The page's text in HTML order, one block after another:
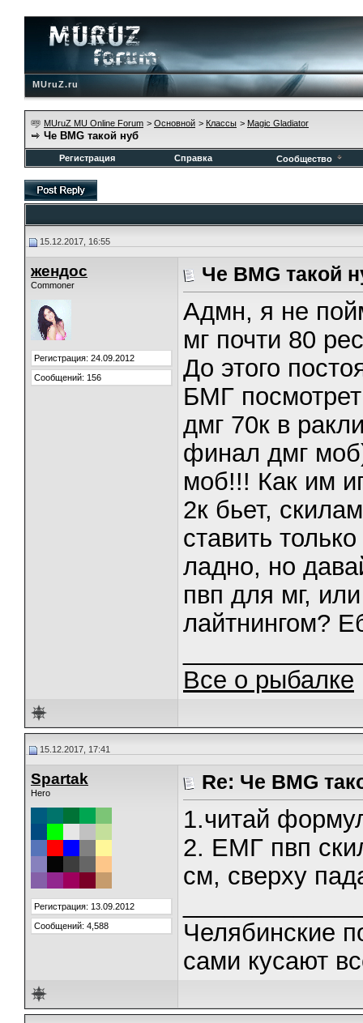
MUruZ.ru
MUruZ MU Online Forum > Основной > Классы > Magic Gladiator
Че BMG такой нуб
Регистрация Справка Сообщество
15.12.2017, 16:55
жендос
Commoner
Регистрация: 24.09.2012
Сообщений: 156
Че BMG такой
Адмн, я не
мг почти 80 рес
До этого
БМГ
дмг 70к в
финал дмг
моб!!! Как им
2к бьет,
ставить
ладно, но
пвп для мг,
лайтнингом?
Все о рыбалке
15.12.2017, 17:41
Spartak
Hero
Регистрация: 13.09.2012
Сообщений: 4,588
Re: Че BMG
1.читай
2. ЕМГ пвп
см, сверху
Челябинские
сами кусают